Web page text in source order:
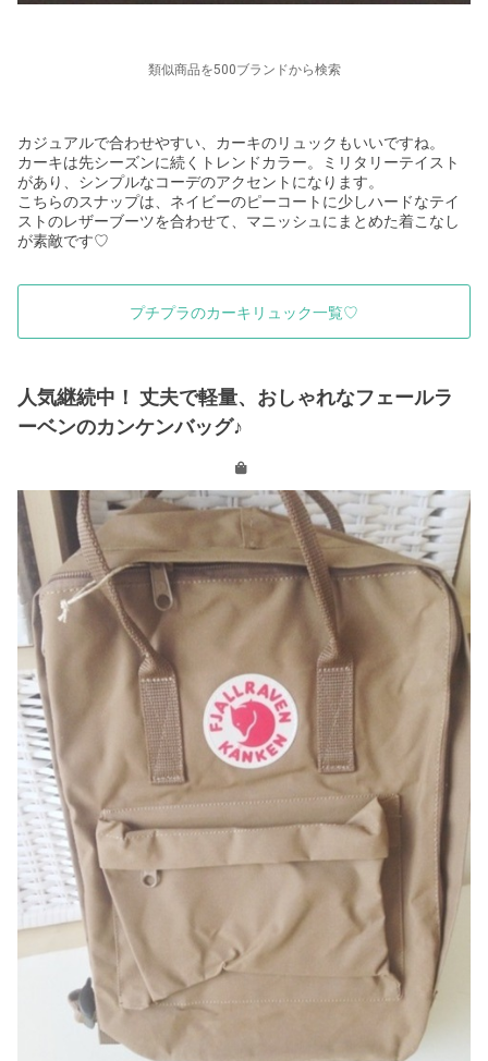
類似商品を500ブランドから検索
カジュアルで合わせやすい、カーキのリュックもいいですね。
カーキは先シーズンに続くトレンドカラー。ミリタリーテイスト
があり、シンプルなコーデのアクセントになります。
こちらのスナップは、ネイビーのピーコートに少しハードなテイ
ストのレザーブーツを合わせて、マニッシュにまとめた着こなし
が素敵です♡
プチプラのカーキリュック一覧♡
人気継続中！ 丈夫で軽量、おしゃれなフェールラ
ーベンのカンケンバッグ♪